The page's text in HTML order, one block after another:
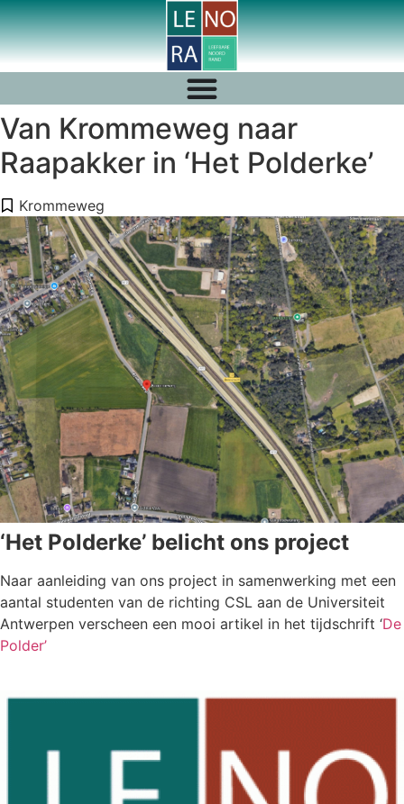
Van Krommeweg naar
Raapakker in ‘Het Polderke’
Krommeweg
‘Het Polderke’ belicht ons project
Naar aanleiding van ons project in samenwerking met een
aantal studenten van de richting CSL aan de Universiteit
Antwerpen verscheen een mooi artikel in het tijdschrift ‘De
Polder’